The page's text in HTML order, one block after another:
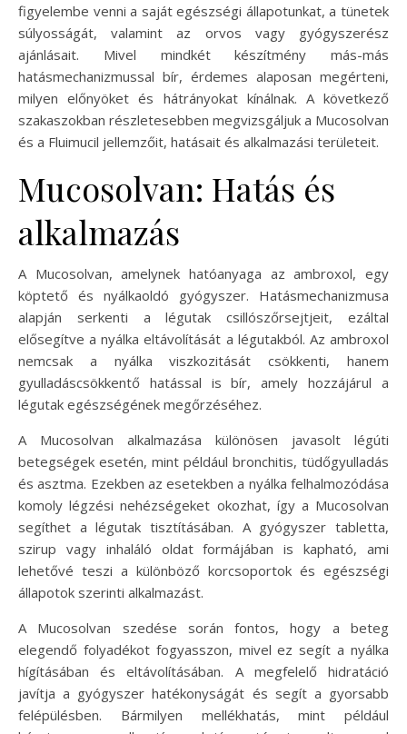
figyelembe venni a saját egészségi állapotunkat, a tünetek
súlyosságát, valamint az orvos vagy gyógyszerész
ajánlásait. Mivel mindkét készítmény más-más
hatásmechanizmussal bír, érdemes alaposan megérteni,
milyen előnyöket és hátrányokat kínálnak. A következő
szakaszokban részletesebben megvizsgáljuk a Mucosolvan
és a Fluimucil jellemzőit, hatásait és alkalmazási területeit.
Mucosolvan: Hatás és
alkalmazás
A Mucosolvan, amelynek hatóanyaga az ambroxol, egy
köptető és nyálkaoldó gyógyszer. Hatásmechanizmusa
alapján serkenti a légutak csillószőrsejtjeit, ezáltal
elősegítve a nyálka eltávolítását a légutakból. Az ambroxol
nemcsak a nyálka viszkozitását csökkenti, hanem
gyulladáscsökkentő hatással is bír, amely hozzájárul a
légutak egészségének megőrzéséhez.
A Mucosolvan alkalmazása különösen javasolt légúti
betegségek esetén, mint például bronchitis, tüdőgyulladás
és asztma. Ezekben az esetekben a nyálka felhalmozódása
komoly légzési nehézségeket okozhat, így a Mucosolvan
segíthet a légutak tisztításában. A gyógyszer tabletta,
szirup vagy inhaláló oldat formájában is kapható, ami
lehetővé teszi a különböző korcsoportok és egészségi
állapotok szerinti alkalmazást.
A Mucosolvan szedése során fontos, hogy a beteg
elegendő folyadékot fogyasszon, mivel ez segít a nyálka
hígításában és eltávolításában. A megfelelő hidratáció
javítja a gyógyszer hatékonyságát és segít a gyorsabb
felépülésben. Bármilyen mellékhatás, mint például